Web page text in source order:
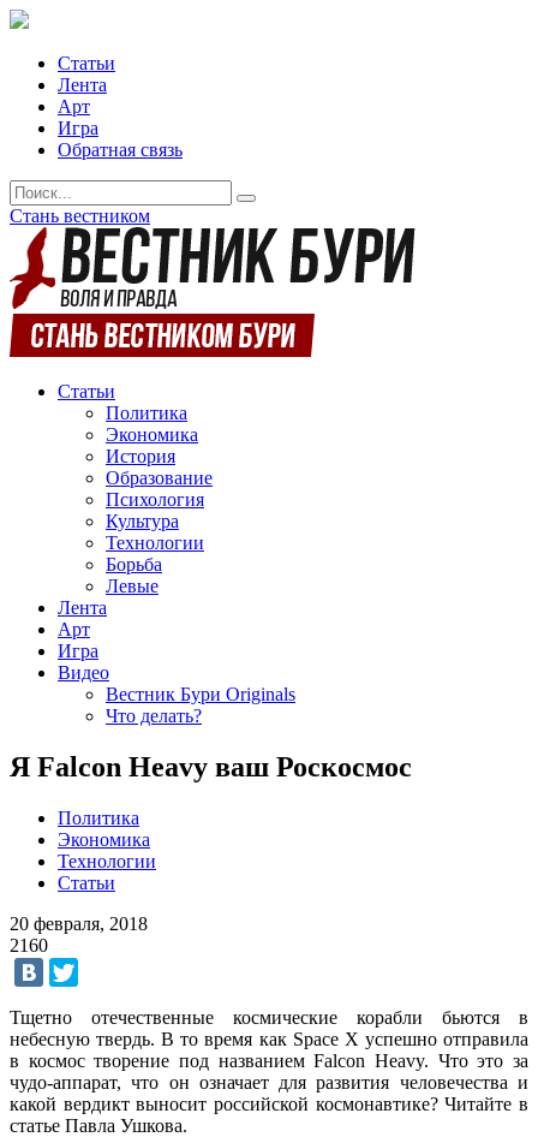
Статьи
Лента
Арт
Игра
Обратная связь
Стань вестником
Статьи
Политика
Экономика
История
Образование
Психология
Культура
Технологии
Борьба
Левые
Лента
Арт
Игра
Видео
Вестник Бури Originals
Что делать?
Я Falcon Heavy ваш Роскосмос
Политика
Экономика
Технологии
Статьи
20 февраля, 2018
2160
Тщетно отечественные космические корабли бьются в
небесную твердь. В то время как Space X успешно отправила
в космос творение под названием Falcon Heavy. Что это за
чудо-аппарат, что он означает для развития человечества и
какой вердикт выносит российской космонавтике? Читайте в
статье Павла Ушкова.